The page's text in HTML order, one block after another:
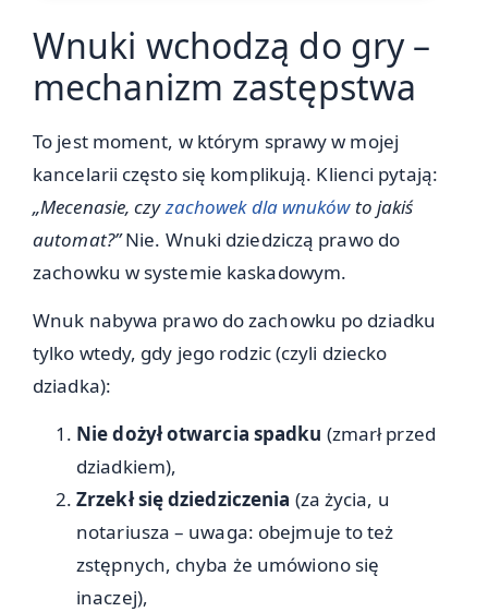
Wnuki wchodzą do gry –
mechanizm zastępstwa
To jest moment, w którym sprawy w mojej
kancelarii często się komplikują. Klienci pytają:
„Mecenasie, czyzachowek dla wnukówto jakiś
automat?”Nie. Wnuki dziedziczą prawo do
zachowku w systemie kaskadowym.
Wnuk nabywa prawo do zachowku po dziadku
tylko wtedy, gdy jego rodzic (czyli dziecko
dziadka):
Nie dożył otwarcia spadku (zmarł przed
dziadkiem),
Zrzekł się dziedziczenia (za życia, u
notariusza – uwaga: obejmuje to też
zstępnych, chyba że umówiono się
inaczej),